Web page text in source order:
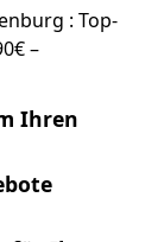
: Top-
–
Ihren